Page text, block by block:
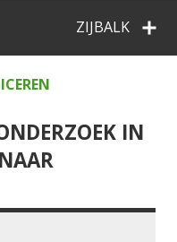
ZIJBALK
IN